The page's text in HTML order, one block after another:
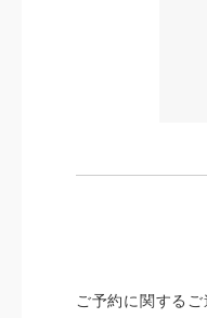
ブログ
ご予約に関する